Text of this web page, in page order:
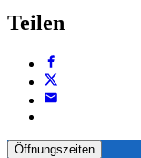
Teilen
Öffnungszeiten